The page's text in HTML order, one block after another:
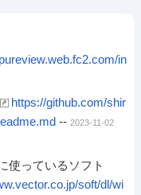
in
https://github.com/shir
-- 2023-11-02
使っているソフト
soft/dl/wi